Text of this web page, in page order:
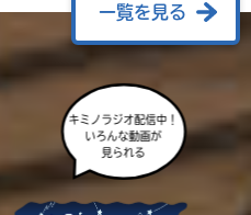
一覧を見る
キミノラジオ配信中！
いろんな動画が
見られる
も
度
み